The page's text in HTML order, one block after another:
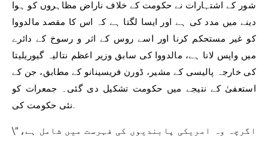
شور کے اشتہارات نے حکومت کے خلاف ناراض مظاہروں کو ہوا
دینے میں مدد کی ہے اور ایسا لگتا ہے کہ اس کا مقصد مالدووا
کو غیر مستحکم کرنا اور اسے روس کے اثر و رسوخ کے دائرے
میں واپس لانا ہے، مالدووا کی سابق وزیر اعظم نتالیہ گیوریلیتا
کی خارجہ پالیسی کے مشیر، ڈورن فریسینانو کے مطابق، جن کے
استعفیٰ کے نتیجے میں حکومت تشکیل دی گئی۔ جمعرات کو
نئی حکومت کی.
\”اگرچہ وہ امریکی پابندیوں کی فہرست میں شامل ہے،